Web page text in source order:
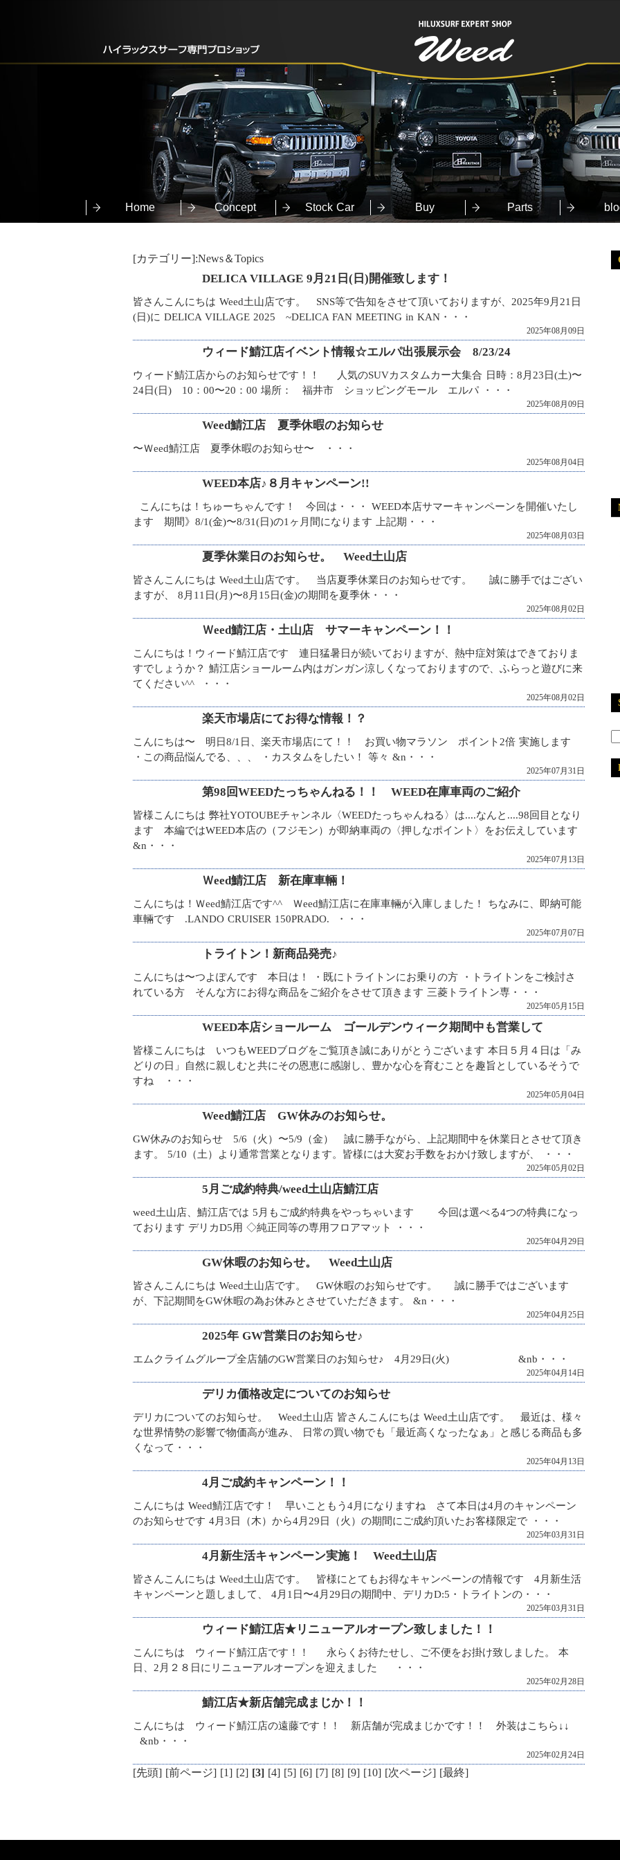
EXPERT SHOP
Weed
Home Concept Stock Car Buy Parts
[カテゴリー]:News＆Topics
DELICA VILLAGE 9月21日(日)開催致します！
皆さんこんにちは Weed土山店です。 SNS等で告知をさせて頂いておりますが、2025年9月21日
(日)に DELICA VILLAGE 2025 ~DELICA FAN MEETING in KAN・・・
2025年08月09日
ウィード鯖江店イベント情報☆エルパ出張展示会 8/23/24
ウィード鯖江店からのお知らせです！！ 人気のSUVカスタムカー大集合 日時：8月23日(土)〜
24日(日) 10：00〜20：00 場所： 福井市 ショッピングモール エルパ ・・・
2025年08月09日
Weed鯖江店 夏季休暇のお知らせ
〜Ｗeed鯖江店 夏季休暇のお知らせ〜 ・・・
2025年08月04日
WEED本店♪８月キャンペーン!!
こんにちは！ちゅーちゃんです！ 今回は・・・ WEED本店サマーキャンペーンを開催いたし
ます 期間》8/1(金)〜8/31(日)の1ヶ月間になります 上記期・・・
2025年08月03日
夏季休業日のお知らせ。 Weed土山店
皆さんこんにちは Weed土山店です。 当店夏季休業日のお知らせです。 誠に勝手ではござい
ますが、 8月11日(月)〜8月15日(金)の期間を夏季休・・・
2025年08月02日
Ｗeed鯖江店・土山店 サマーキャンペーン！！
こんにちは！ウィード鯖江店です 連日猛暑日が続いておりますが、熱中症対策はできておりま
すでしょうか？ 鯖江店ショールーム内はガンガン涼しくなっておりますので、ふらっと遊びに来
てください^^ ・・・
2025年08月02日
楽天市場店にてお得な情報！？
こんにちは〜 明日8/1日、楽天市場店にて！！ お買い物マラソン ポイント2倍 実施します
・この商品悩んでる、、、 ・カスタムをしたい！ 等々 &n・・・
2025年07月31日
第98回WEEDたっちゃんねる！！ WEED在庫車両のご紹介
皆様こんにちは 弊社YOTOUBEチャンネル〈WEEDたっちゃんねる〉は....なんと....98回目となり
ます 本編ではWEED本店の（フジモン）が即納車両の〈押しなポイント〉をお伝えしています
&n・・・
2025年07月13日
Ｗeed鯖江店 新在庫車輛！
こんにちは！Ｗeed鯖江店です^^ Ｗeed鯖江店に在庫車輛が入庫しました！ ちなみに、即納可能
車輛です .LANDO CRUISER 150PRADO. ・・・
2025年07月07日
トライトン！新商品発売♪
こんにちは〜つよぽんです 本日は！ ・既にトライトンにお乗りの方 ・トライトンをご検討さ
れている方 そんな方にお得な商品をご紹介をさせて頂きます 三菱トライトン専・・・
2025年05月15日
WEED本店ショールーム ゴールデンウィーク期間中も営業して
皆様こんにちは いつもWEEDブログをご覧頂き誠にありがとうございます 本日５月４日は「み
どりの日」自然に親しむと共にその恩恵に感謝し、豊かな心を育むことを趣旨としているそうで
すね ・・・
2025年05月04日
Weed鯖江店 GW休みのお知らせ。
GW休みのお知らせ 5/6（火）〜5/9（金） 誠に勝手ながら、上記期間中を休業日とさせて頂き
ます。 5/10（土）より通常営業となります。皆様には大変お手数をおかけ致しますが、 ・・・
2025年05月02日
5月ご成約特典/weed土山店鯖江店
weed土山店、鯖江店では 5月もご成約特典をやっちゃいます 今回は選べる4つの特典になっ
ております デリカD5用 ◇純正同等の専用フロアマット ・・・
2025年04月29日
GW休暇のお知らせ。 Weed土山店
皆さんこんにちは Weed土山店です。 GW休暇のお知らせです。 誠に勝手ではございます
が、下記期間をGW休暇の為お休みとさせていただきます。 &n・・・
2025年04月25日
2025年 GW営業日のお知らせ♪
エムクライムグループ全店舖のGW営業日のお知らせ♪ 4月29日(火) &nb・・・
2025年04月14日
デリカ価格改定についてのお知らせ
デリカについてのお知らせ。 Weed土山店 皆さんこんにちは Weed土山店です。 最近は、様々
な世界情勢の影響で物価高が進み、 日常の買い物でも「最近高くなったなぁ」と感じる商品も多
くなって・・・
2025年04月13日
4月ご成約キャンペーン！！
こんにちは Weed鯖江店です！ 早いこともう4月になりますね さて本日は4月のキャンペーン
のお知らせです 4月3日（木）から4月29日（火）の期間にご成約頂いたお客様限定で ・・・
2025年03月31日
4月新生活キャンペーン実施！ Weed土山店
皆さんこんにちは Weed土山店です。 皆様にとてもお得なキャンペーンの情報です 4月新生活
キャンペーンと題しまして、 4月1日〜4月29日の期間中、デリカD:5・トライトンの・・・
2025年03月31日
ウィード鯖江店★リニューアルオープン致しました！！
こんにちは ウィード鯖江店です！！ 永らくお待たせし、ご不便をお掛け致しました。 本
日、2月２８日にリニューアルオープンを迎えました ・・・
2025年02月28日
鯖江店★新店舗完成まじか！！
こんにちは ウィード鯖江店の遠藤です！！ 新店舗が完成まじかです！！ 外装はこちら↓↓
&nb・・・
2025年02月24日
[先頭] [前ページ] [1] [2] [3] [4] [5] [6] [7] [8] [9] [10] [次ページ] [最終]